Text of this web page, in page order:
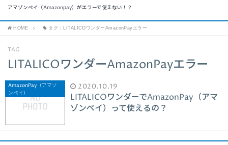
アマゾンペイ（Amazonpay）がエラーで使えない！？
HOME タグ : LITALICOワンダーAmazonPayエラー
TAG
LITALICOワンダーAmazonPayエラー
AmazonPay（アマゾ
ンペイ）
2020.10.19
LITALICOワンダーでAmazonPay（アマ
ゾンペイ）って使えるの？